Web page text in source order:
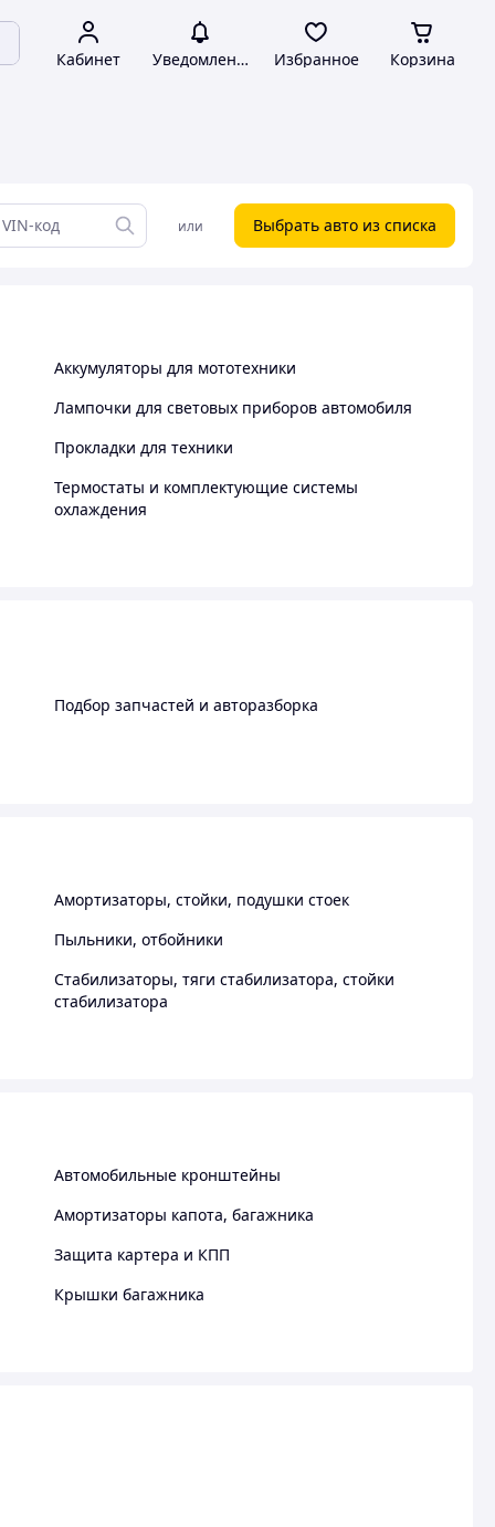
Кабинет Уведомления Избранное Корзина
или Выбрать авто из списка
Аккумуляторы для мототехники
Лампочки для световых приборов автомобиля
Прокладки для техники
Термостаты и комплектующие системы
охлаждения
Подбор запчастей и авторазборка
Амортизаторы, стойки, подушки стоек
Пыльники, отбойники
Стабилизаторы, тяги стабилизатора, стойки
стабилизатора
Автомобильные кронштейны
Амортизаторы капота, багажника
Защита картера и КПП
Крышки багажника